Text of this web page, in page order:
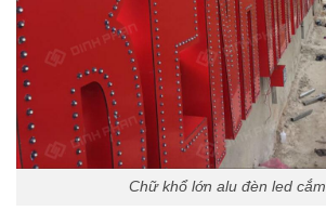
Chữ khổ lớn alu đèn led